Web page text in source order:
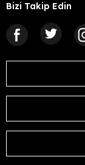
Bizi Takip Edin